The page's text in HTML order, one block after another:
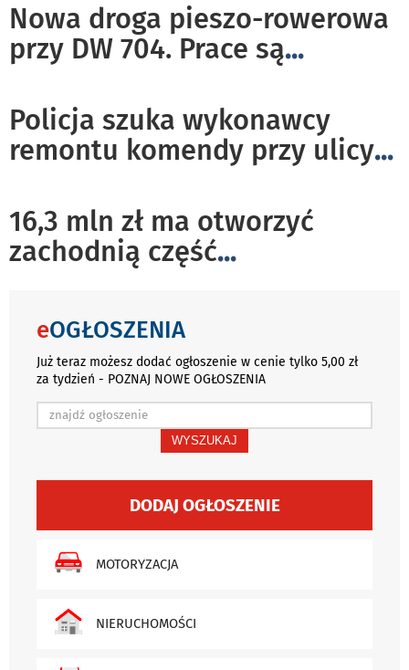
Nowa droga pieszo-rowerowa
przy DW 704. Prace są...
Policja szuka wykonawcy
remontu komendy przy ulicy...
16,3 mln zł ma otworzyć
zachodnią część...
eOGŁOSZENIA
Już teraz możesz dodać ogłoszenie w cenie tylko 5,00 zł
za tydzień - POZNAJ NOWE OGŁOSZENIA
WYSZUKAJ
DODAJ OGŁOSZENIE
MOTORYZACJA
NIERUCHOMOŚCI